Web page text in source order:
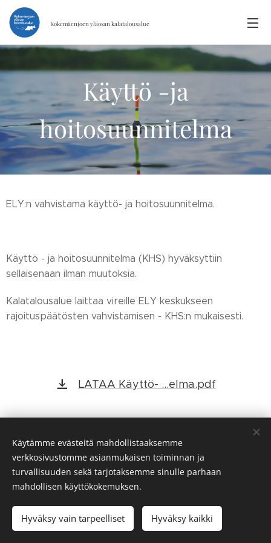
Kokemäenjoen yläosan kalatalousalue
Käyttö -ja
hoitosuunnitelma
ELY:n vahvistama käyttö- ja hoitosuunnitelma.
Käyttö - ja hoitosuunnitelma (KHS) hyväksyttiin
sellaisenaan ilman muutoksia.
Kalatalousalue laittaa vireille ELY keskukseen
rajoituspäätösten vahvistamisen - KHS:n mukaisesti.
LATAA Käyttö- ...elma.pdf
© 2022Kokemäenjoen yläosan kalatalousalue.
oikeudet pidätetään.
Evästeet
Käytämme evästeitä mahdollistaaksemme
verkkosivustomme asianmukaisen toiminnan ja
turvallisuuden sekä tarjotaksemme sinulle parhaan
mahdollisen käyttökokemuksen.
Hyväksy vain tarpeelliset Hyväksy kaikki